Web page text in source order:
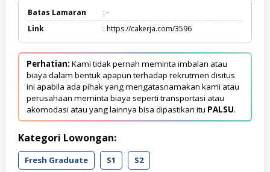
Batas Lamaran
: -
Link
: https://cakerja.com/3596
Perhatian: Kami tidak pernah meminta imbalan atau
biaya dalam bentuk apapun terhadap rekrutmen disitus
ini apabila ada pihak yang mengatasnamakan kami atau
perusahaan meminta biaya seperti transportasi atau
akomodasi atau yang lainnya bisa dipastikan itu PALSU.
Kategori Lowongan:
Fresh Graduate S1 S2